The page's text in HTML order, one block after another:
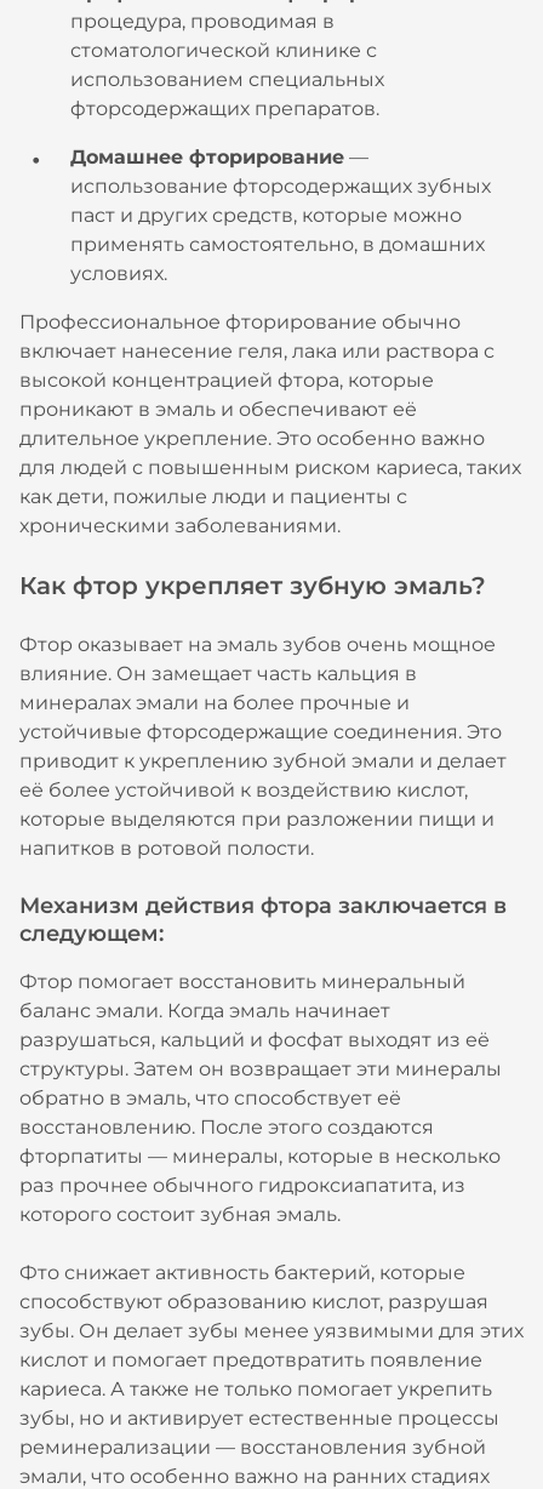
процедура, проводимая в
стоматологической клинике с
использованием специальных
фторсодержащих препаратов.
Домашнее фторирование —
использование фторсодержащих зубных
паст и других средств, которые можно
применять самостоятельно, в домашних
условиях.
Профессиональное фторирование обычно
включает нанесение геля, лака или раствора с
высокой концентрацией фтора, которые
проникают в эмаль и обеспечивают её
длительное укрепление. Это особенно важно
для людей с повышенным риском кариеса, таких
как дети, пожилые люди и пациенты с
хроническими заболеваниями.
Как фтор укрепляет зубную эмаль?
Фтор оказывает на эмаль зубов очень мощное
влияние. Он замещает часть кальция в
минералах эмали на более прочные и
устойчивые фторсодержащие соединения. Это
приводит к укреплению зубной эмали и делает
её более устойчивой к воздействию кислот,
которые выделяются при разложении пищи и
напитков в ротовой полости.
Механизм действия фтора заключается в
следующем:
Фтор помогает восстановить минеральный
баланс эмали. Когда эмаль начинает
разрушаться, кальций и фосфат выходят из её
структуры. Затем он возвращает эти минералы
обратно в эмаль, что способствует её
восстановлению. После этого создаются
фторпатиты — минералы, которые в несколько
раз прочнее обычного гидроксиапатита, из
которого состоит зубная эмаль.
Фто снижает активность бактерий, которые
способствуют образованию кислот, разрушая
зубы. Он делает зубы менее уязвимыми для этих
кислот и помогает предотвратить появление
кариеса. А также не только помогает укрепить
зубы, но и активирует естественные процессы
реминерализации — восстановления зубной
эмали, что особенно важно на ранних стадиях